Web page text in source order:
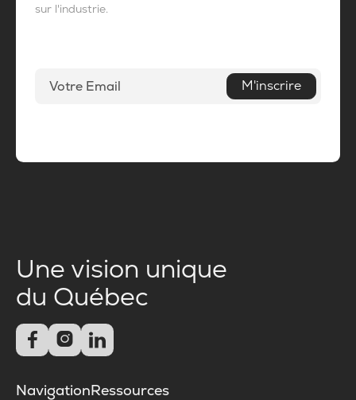
sur l'industrie.
M'inscrire
Une vision unique
du Québec
  
NavigationRessources